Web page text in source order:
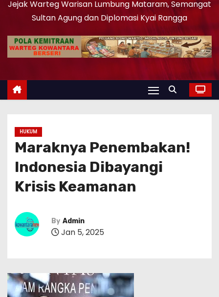
Jejak Warteg Warisan Lumbung Mataram, Semangat
Sultan Agung dan Diplomasi Kyai Rangga
HUKUM
Maraknya Penembakan!
Indonesia Dibayangi
Krisis Keamanan
By Admin
Jan 5, 2025